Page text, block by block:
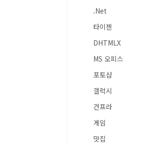
.Net
타이젠
DHTMLX
MS 오피스
포토샵
갤럭시
건프라
게임
맛집